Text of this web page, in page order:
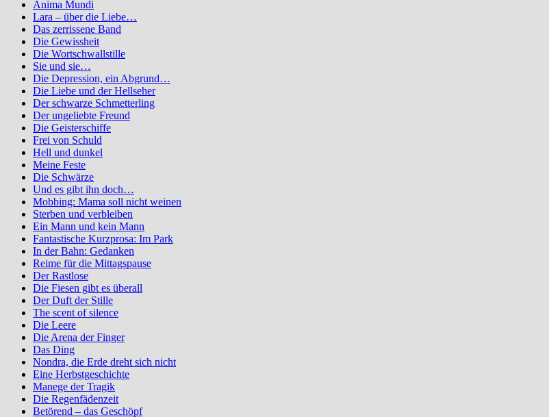
Anima Mundi
Lara – über die Liebe…
Das zerrissene Band
Die Gewissheit
Die Wortschwallstille
Sie und sie…
Die Depression, ein Abgrund…
Die Liebe und der Hellseher
Der schwarze Schmetterling
Der ungeliebte Freund
Die Geisterschiffe
Frei von Schuld
Hell und dunkel
Meine Feste
Die Schwärze
Und es gibt ihn doch…
Mobbing: Mama soll nicht weinen
Sterben und verbleiben
Ein Mann und kein Mann
Fantastische Kurzprosa: Im Park
In der Bahn: Gedanken
Reime für die Mittagspause
Der Rastlose
Die Fiesen gibt es überall
Der Duft der Stille
The scent of silence
Die Leere
Die Arena der Finger
Das Ding
Nondra, die Erde dreht sich nicht
Eine Herbstgeschichte
Manege der Tragik
Die Regenfädenzeit
Betörend – das Geschöpf